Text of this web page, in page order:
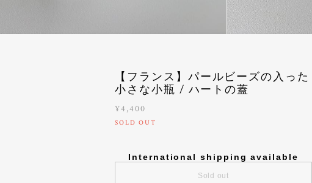
【フランス】パールビーズの入った
小さな小瓶 / ハートの蓋
¥4,400
SOLD OUT
International shipping available
Sold out